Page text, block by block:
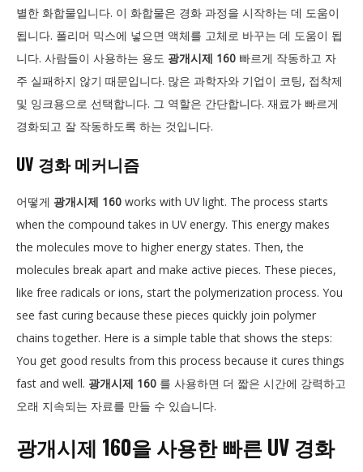
별한 화합물입니다. 이 화합물은 경화 과정을 시작하는 데 도움이
됩니다. 폴리머 믹스에 넣으면 액체를 고체로 바꾸는 데 도움이 됩
니다. 사람들이 사용하는 용도 광개시제 160 빠르게 작동하고 자
주 실패하지 않기 때문입니다. 많은 과학자와 기업이 코팅, 접착제
및 잉크용으로 선택합니다. 그 역할은 간단합니다. 재료가 빠르게
경화되고 잘 작동하도록 하는 것입니다.
UV 경화 메커니즘
어떻게 광개시제 160 works with UV light. The process starts
when the compound takes in UV energy. This energy makes
the molecules move to higher energy states. Then, the
molecules break apart and make active pieces. These pieces,
like free radicals or ions, start the polymerization process. You
see fast curing because these pieces quickly join polymer
chains together. Here is a simple table that shows the steps:
You get good results from this process because it cures things
fast and well. 광개시제 160 를 사용하면 더 짧은 시간에 강력하고
오래 지속되는 자료를 만들 수 있습니다.
광개시제 160을 사용한 빠른 UV 경화